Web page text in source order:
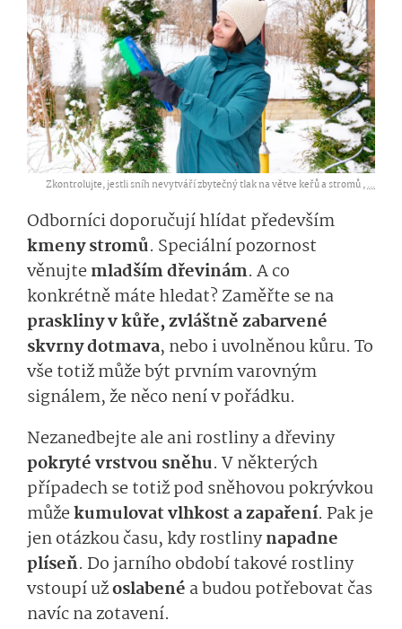
Zkontrolujte, jestli sníh nevytváří zbytečný tlak na větve keřů a stromů ,...
Odborníci doporučují hlídat především
kmeny stromů. Speciální pozornost
věnujtemladším dřevinám. A co
konkrétně máte hledat? Zaměřte se na
praskliny v kůře, zvláštně zabarvené
skvrny dotmava, nebo i uvolněnou kůru. To
vše totiž může být prvním varovným
signálem, že něco není v pořádku.
Nezanedbejte ale ani rostliny a dřeviny
pokryté vrstvou sněhu. V některých
případech se totiž pod sněhovou pokrývkou
můžekumulovat vlhkost a zapaření. Pak je
jen otázkou času, kdy rostlinynapadne
plíseň. Do jarního období takové rostliny
vstoupí užoslabené a budou potřebovat čas
navíc na zotavení.